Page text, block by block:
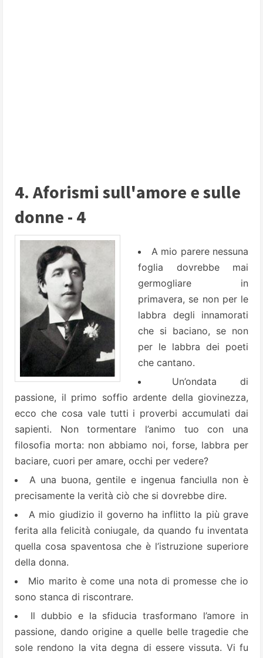
4. Aforismi sull'amore e sulle
donne - 4
A mio parere nessuna
foglia dovrebbe mai
germogliare in
primavera, se non per le
labbra degli innamorati
che si baciano, se non
per le labbra dei poeti
che cantano.
Un’ondata di
passione, il primo soffio ardente della giovinezza,
ecco che cosa vale tutti i proverbi accumulati dai
sapienti. Non tormentare l’animo tuo con una
filosofia morta: non abbiamo noi, forse, labbra per
baciare, cuori per amare, occhi per vedere?
A una buona, gentile e ingenua fanciulla non è
precisamente la verità ciò che si dovrebbe dire.
A mio giudizio il governo ha inflitto la più grave
ferita alla felicità coniugale, da quando fu inventata
quella cosa spaventosa che è l’istruzione superiore
della donna.
Mio marito è come una nota di promesse che io
sono stanca di riscontrare.
Il dubbio e la sfiducia trasformano l’amore in
passione, dando origine a quelle belle tragedie che
sole rendono la vita degna di essere vissuta. Vi fu